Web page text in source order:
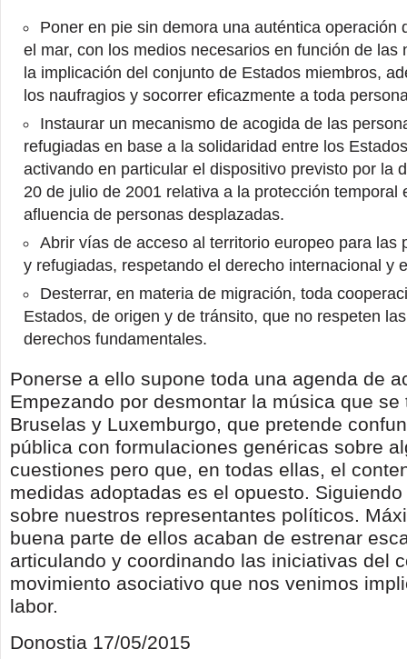
Poner en pie sin demora una auténtica operación
el mar, con los medios necesarios en función de las
la implicación del conjunto de Estados miembros,
los naufragios y socorrer eficazmente a toda
Instaurar un mecanismo de acogida de las
refugiadas en base a la solidaridad entre los
activando en particular el dispositivo previsto por la
20 de julio de 2001 relativa a la protección temporal
afluencia de personas desplazadas.
Abrir vías de acceso al territorio europeo para las
y refugiadas, respetando el derecho internacional y
Desterrar, en materia de migración, toda
Estados, de origen y de tránsito, que no respeten
derechos fundamentales.
Ponerse a ello supone toda una agenda de
Empezando por desmontar la música que se
Bruselas y Luxemburgo, que pretende
pública con formulaciones genéricas sobre
cuestiones pero que, en todas ellas, el
medidas adoptadas es el opuesto.
sobre nuestros representantes políticos.
buena parte de ellos acaban de estrenar
articulando y coordinando las iniciativas del
movimiento asociativo que nos venimos
labor.
Donostia 17/05/2015